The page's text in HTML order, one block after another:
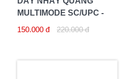
MULTIMODE SC/UPC -
LC/UPC 10M DUPLEX
150.000 đ 220.000 đ